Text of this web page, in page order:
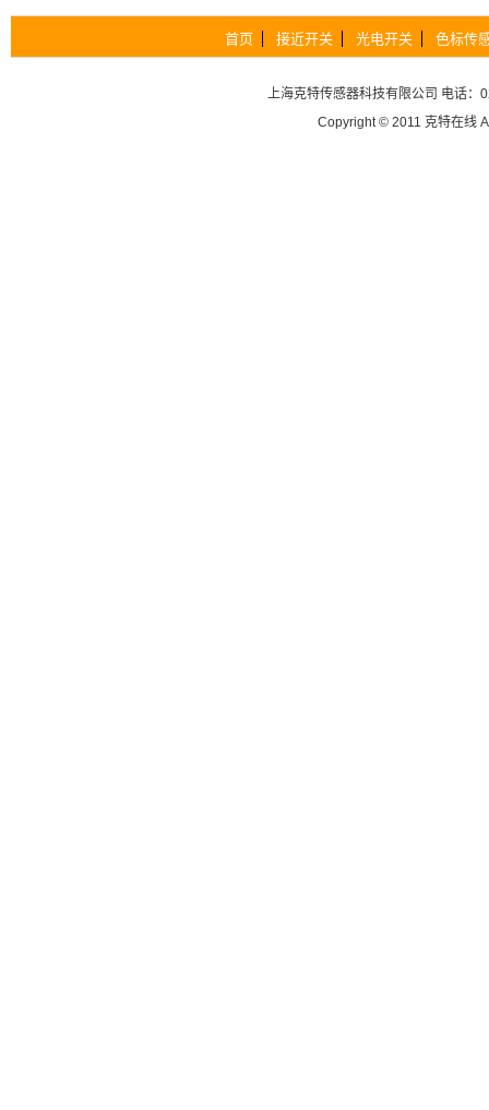
首页 接近开关 光电开关 色标传
上海克特传感器科技有限公司 电话：
Copyright © 2011 克特在线